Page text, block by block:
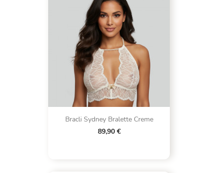
Bracli Sydney Bralette Creme
89,90 €